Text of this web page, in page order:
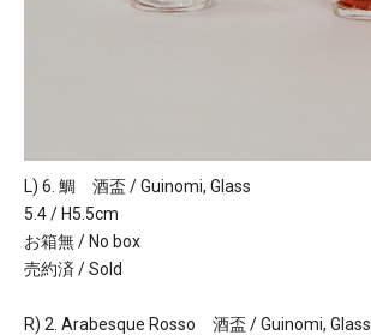
L) 6. 鯛 酒盃 / Guinomi, Glass
5.4 / H5.5cm
お箱無 / No box
売約済 / Sold
R) 2. Arabesque Rosso 酒盃 / Guinomi, Glass